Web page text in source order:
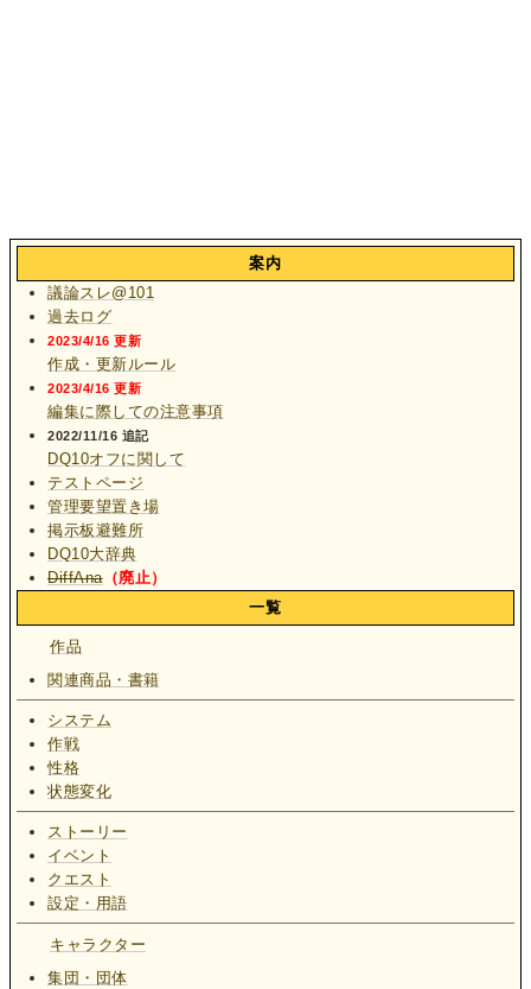
案内
議論スレ@101
過去ログ
2023/4/16 更新
作成・更新ルール
2023/4/16 更新
編集に際しての注意事項
2022/11/16 追記
DQ10オフに関して
テストページ
管理要望置き場
掲示板避難所
DQ10大辞典
DiffAna（廃止）
一覧
作品
関連商品・書籍
システム
作戦
性格
状態変化
ストーリー
イベント
クエスト
設定・用語
キャラクター
集団・団体